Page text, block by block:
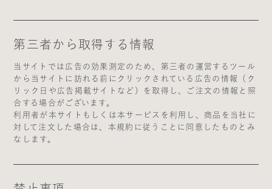
第三者から取得する情報
当サイトでは広告の効果測定のため、第三者の運営するツール
から当サイトに訪れる前にクリックされている広告の情報（ク
リック日や広告掲載サイトなど）を取得し、ご注文の情報と照
合する場合がございます。
利用者が本サイトもしくは本サービスを利用し、商品を当社に
対して注文した場合は、本規約に従うことに同意したものとみ
なします。